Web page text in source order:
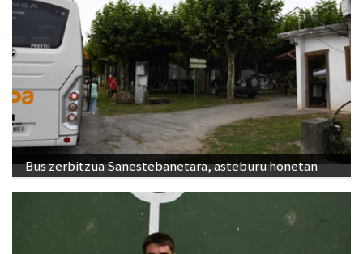
Bus zerbitzua Sanestebanetara, asteburu honetan